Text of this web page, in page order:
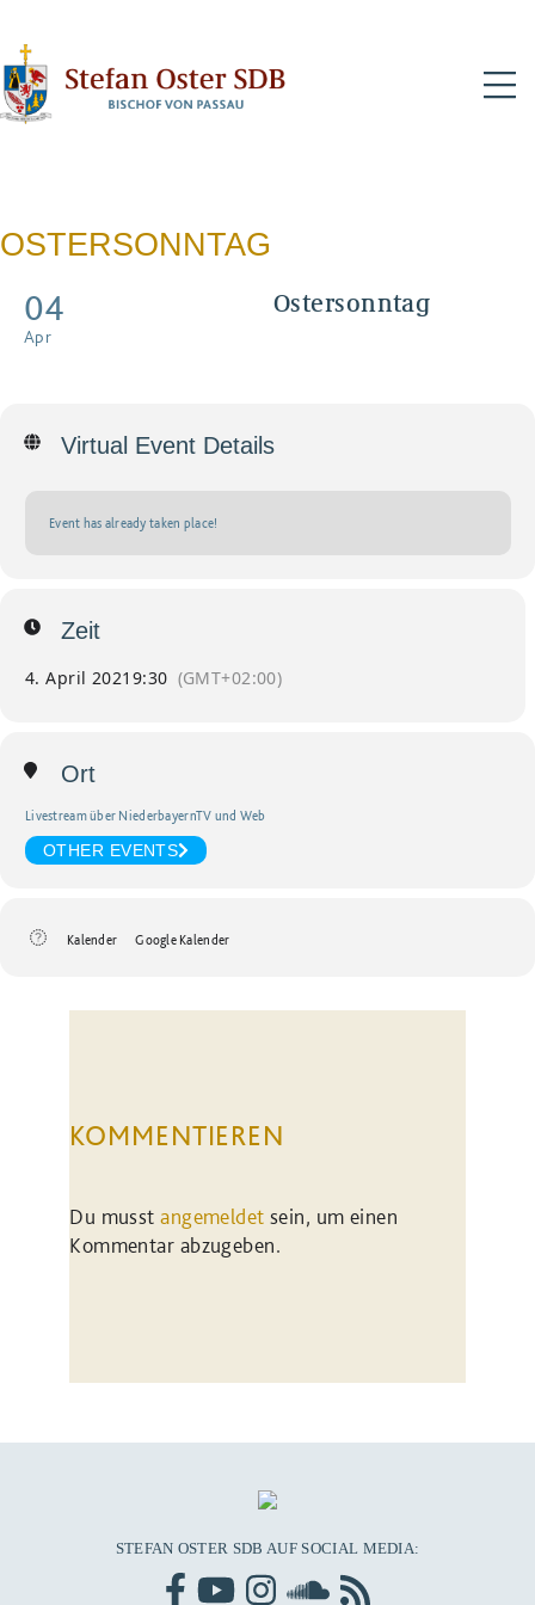
OSTERSONNTAG
04
Apr
Ostersonntag
Virtual Event Details
Event has already taken place!
Zeit
4. April 2021 9:30 (GMT+02:00)
Ort
Livestream über NiederbayernTV und Web
OTHER EVENTS
Kalender Google Kalender
KOMMENTIEREN
Du musstangemeldet sein, um einen
Kommentar abzugeben.
STEFAN OSTER SDB AUF SOCIAL MEDIA: